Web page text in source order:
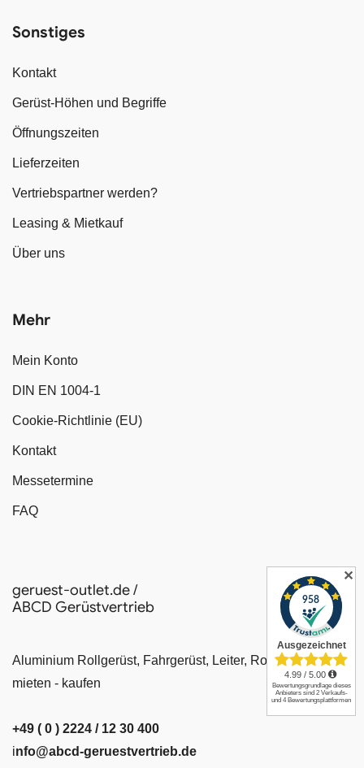
Sonstiges
Kontakt
Gerüst-Höhen und Begriffe
Öffnungszeiten
Lieferzeiten
Vertriebspartner werden?
Leasing & Mietkauf
Über uns
Mehr
Mein Konto
DIN EN 1004-1
Cookie-Richtlinie (EU)
Kontakt
Messetermine
FAQ
geruest-outlet.de /
ABCD Gerüstvertrieb
Aluminium Rollgerüst, Fahrgerüst, Leiter, Rollrüstung
mieten - kaufen
+49 ( 0 ) 2224 / 12 30 400
info@abcd-geruestvertrieb.de
✕